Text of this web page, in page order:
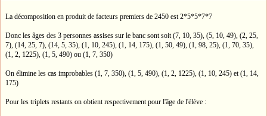
La décomposition en produit de facteurs premiers de 2450 est 2*5*5*7*7
Donc les âges des 3 personnes assises sur le banc sont soit (7, 10, 35), (5, 10, 49), (2, 25,
7), (14, 25, 7), (14, 5, 35), (1, 10, 245), (1, 14, 175), (1, 50, 49), (1, 98, 25), (1, 70, 35),
(1, 2, 1225), (1, 5, 490) ou (1, 7, 350)
On élimine les cas improbables (1, 7, 350), (1, 5, 490), (1, 2, 1225), (1, 10, 245) et (1, 14,
175)
Pour les triplets restants on obtient respectivement pour l'âge de l'élève :